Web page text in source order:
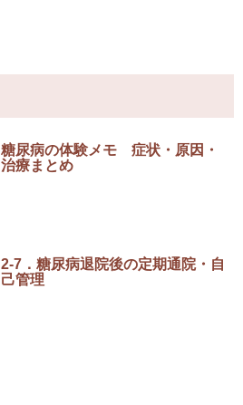
糖尿病の体験メモ 症状・原因・
治療まとめ
2-7．糖尿病退院後の定期通院・自
己管理